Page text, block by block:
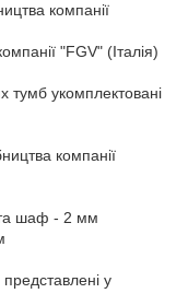
компанії
"FGV" (Італія)
тумб укомплектовані
компанії
та шаф - 2 мм
у